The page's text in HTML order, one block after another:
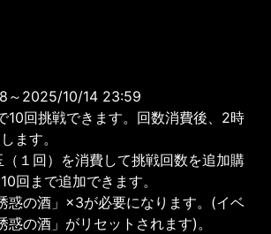
～2025/10/14 23:59
10回挑戦できます。回数消費後、2時
ます。
（１回）を消費して挑戦回数を追加購
回まで追加できます。
惑の酒」×3が必要になります。(イベ
惑の酒」がリセットされます)。